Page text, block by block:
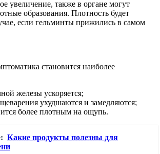
увеличение, также в органе могут
образования. Плотность будет
если гельминты прижились в самом
становится наиболее
железы ускоряется;
ухудшаются и замедляются;
более плотным на ощупь.
Какие продукты полезны для